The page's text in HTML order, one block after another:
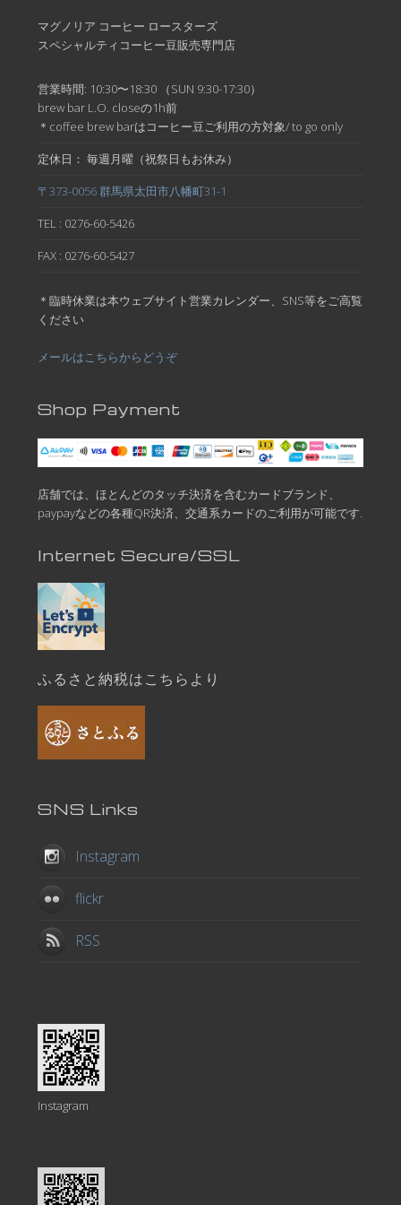
マグノリア コーヒー ロースターズ
スペシャルティコーヒー豆販売専門店
営業時間: 10:30〜18:30 （SUN 9:30-17:30）
brew bar L.O. closeの1h前
＊coffee brew barはコーヒー豆ご利用の方対象/ to go only
定休日： 毎週月曜（祝祭日もお休み）
〒373-0056 群馬県太田市八幡町31-1
TEL : 0276-60-5426
FAX : 0276-60-5427
＊臨時休業は本ウェブサイト営業カレンダー、SNS等をご高覧
ください
メールはこちらからどうぞ
Shop Payment
店舗では、ほとんどのタッチ決済を含むカードブランド、
paypayなどの各種QR決済、交通系カードのご利用が可能です.
Internet Secure/SSL
ふるさと納税はこちらより
SNS Links
Instagram
flickr
RSS
Instagram